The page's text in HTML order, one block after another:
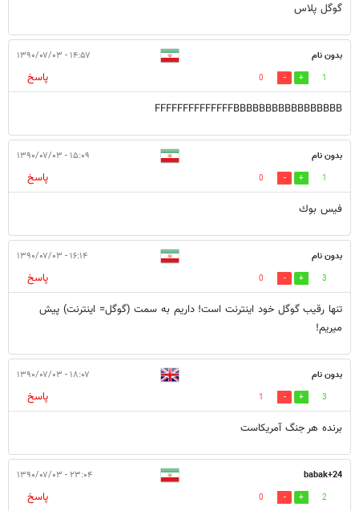
گوگل پلاس
بدون نام ۱۴:۵۷ - ۱۳۹۰/۰۷/۰۳
1
0
پاسخ
FFFFFFFFFFFFFFBBBBBBBBBBBBBBBBB
بدون نام ۱۵:۰۹ - ۱۳۹۰/۰۷/۰۳
1
0
پاسخ
فيس بوك
بدون نام ۱۶:۱۴ - ۱۳۹۰/۰۷/۰۳
3
0
پاسخ
تنها رقیب گوگل خود اینترنت است! داریم به سمت (گوگل= اینترنت) پیش
میریم!
بدون نام ۱۸:۰۷ - ۱۳۹۰/۰۷/۰۳
3
1
پاسخ
برنده هر جنگ آمریکاست
babak+24 ۲۳:۰۴ - ۱۳۹۰/۰۷/۰۳
2
0 پاسخ